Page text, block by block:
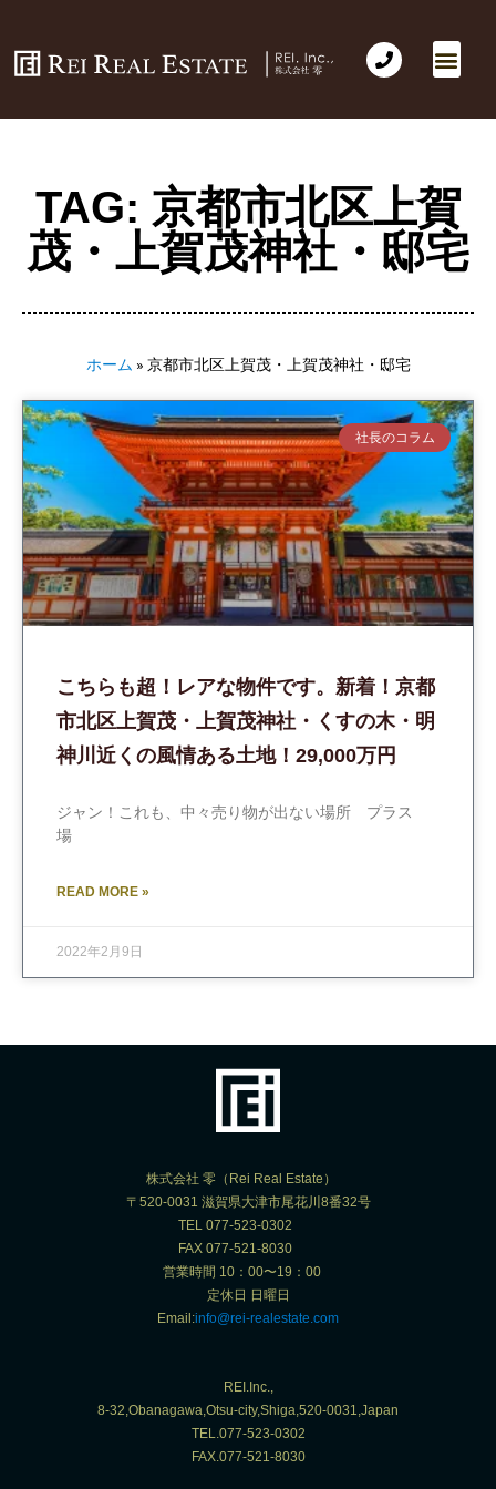
TAG: 京都市北区上賀
茂・上賀茂神社・邸宅
ホーム » 京都市北区上賀茂・上賀茂神社・邸宅
社長のコラム
こちらも超！レアな物件です。新着！京都
市北区上賀茂・上賀茂神社・くすの木・明
神川近くの風情ある土地！29,000万円
ジャン！これも、中々売り物が出ない場所 プラス
場
READ MORE »
2022年2月9日
株式会社 零（Rei Real Estate）
〒520-0031 滋賀県大津市尾花川8番32号
TEL 077-523-0302
FAX 077-521-8030
営業時間 10：00〜19：00
定休日 日曜日
Email:info@rei-realestate.com
REI.Inc.,
8-32,Obanagawa,Otsu-city,Shiga,520-0031,Japan
TEL.077-523-0302
FAX.077-521-8030